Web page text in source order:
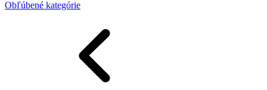
Obľúbené kategórie